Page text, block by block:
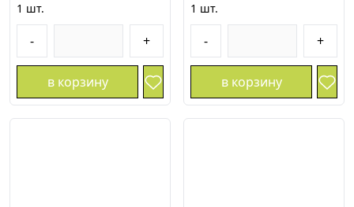
1 шт.
- +
в корзину
1 шт.
- +
в корзину